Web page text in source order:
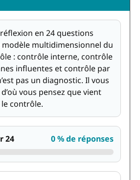
en 24 questions
modèle multidimensionnel du
: contrôle interne, contrôle
influentes et contrôle par
pas un diagnostic. Il vous
vous pensez que vient
contrôle.
24 0 % de réponses